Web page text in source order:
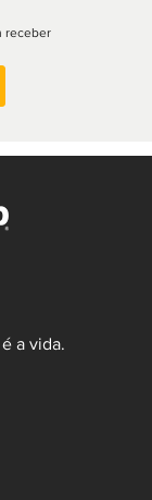
receber
a vida.